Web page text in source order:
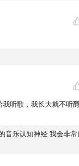
听歌，我长大就不听
音乐认知神经 我会非常